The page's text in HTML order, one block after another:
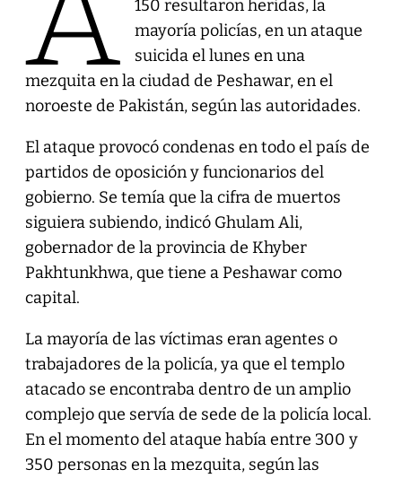
150 resultaron heridas, la
mayoría policías, en un ataque
suicida el lunes en una
mezquita en la ciudad de Peshawar, en el
noroeste de Pakistán, según las autoridades.
El ataque provocó condenas en todo el país de
partidos de oposición y funcionarios del
gobierno. Se temía que la cifra de muertos
siguiera subiendo, indicó Ghulam Ali,
gobernador de la provincia de Khyber
Pakhtunkhwa, que tiene a Peshawar como
capital.
La mayoría de las víctimas eran agentes o
trabajadores de la policía, ya que el templo
atacado se encontraba dentro de un amplio
complejo que servía de sede de la policía local.
En el momento del ataque había entre 300 y
350 personas en la mezquita, según las